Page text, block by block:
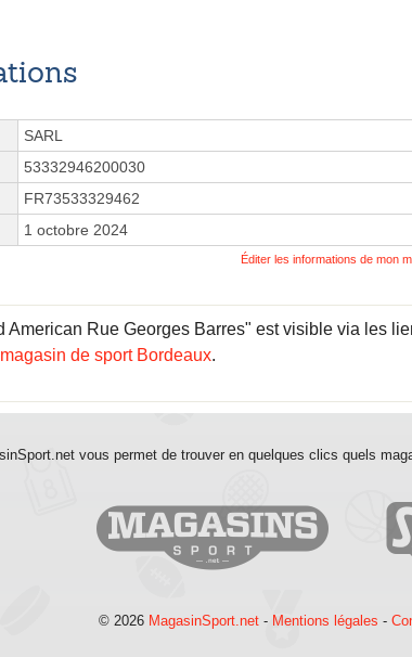
SARL
53332946200030
FR73533329462
1 octobre 2024
Éditer les informations de mon
American Rue Georges Barres" est visible via les
magasin de sport Bordeaux.
vous permet de trouver en quelques clics quels
© 2026 MagasinSport.net - Mentions légales -